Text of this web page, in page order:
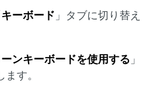
キーボード 」タブに切り替え
ンキーボードを使用する 」
ます。